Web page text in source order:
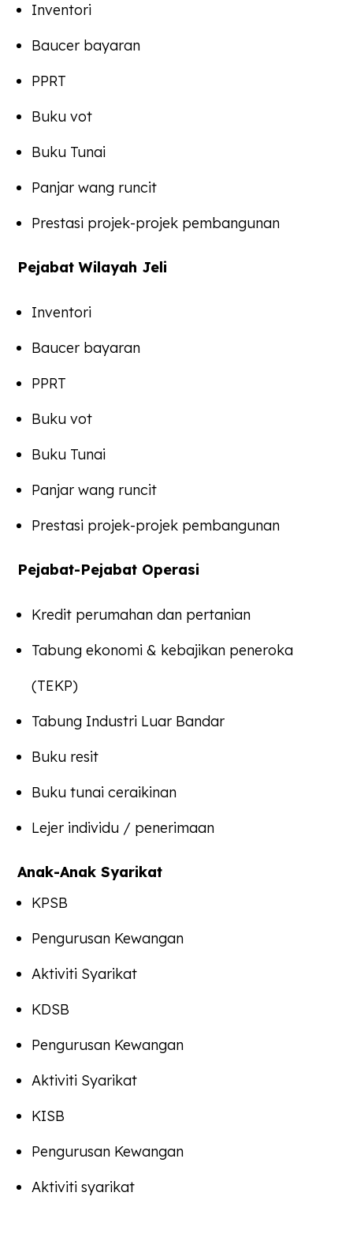
Inventori
Baucer bayaran
PPRT
Buku vot
Buku Tunai
Panjar wang runcit
Prestasi projek-projek pembangunan
Pejabat Wilayah Jeli
Inventori
Baucer bayaran
PPRT
Buku vot
Buku Tunai
Panjar wang runcit
Prestasi projek-projek pembangunan
Pejabat-Pejabat Operasi
Kredit perumahan dan pertanian
Tabung ekonomi & kebajikan peneroka
(TEKP)
Tabung Industri Luar Bandar
Buku resit
Buku tunai ceraikinan
Lejer individu / penerimaan
Anak-Anak Syarikat
KPSB
Pengurusan Kewangan
Aktiviti Syarikat
KDSB
Pengurusan Kewangan
Aktiviti Syarikat
KISB
Pengurusan Kewangan
Aktiviti syarikat